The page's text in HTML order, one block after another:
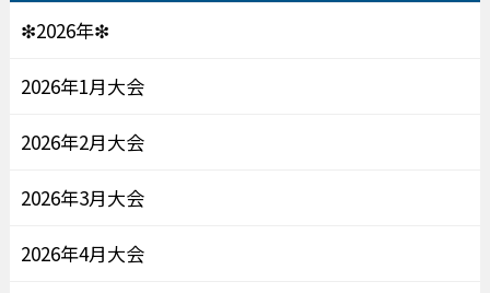
❇2026年❇
2026年1月大会
2026年2月大会
2026年3月大会
2026年4月大会